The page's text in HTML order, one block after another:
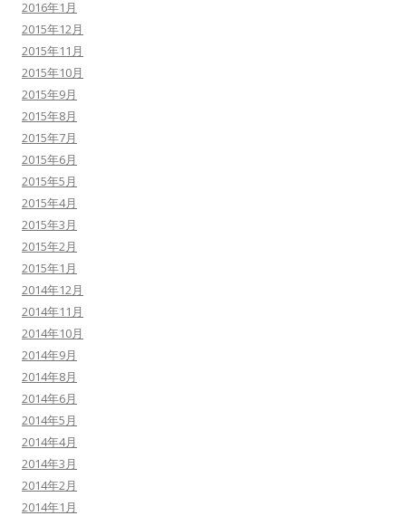
2016年1月
2015年12月
2015年11月
2015年10月
2015年9月
2015年8月
2015年7月
2015年6月
2015年5月
2015年4月
2015年3月
2015年2月
2015年1月
2014年12月
2014年11月
2014年10月
2014年9月
2014年8月
2014年6月
2014年5月
2014年4月
2014年3月
2014年2月
2014年1月